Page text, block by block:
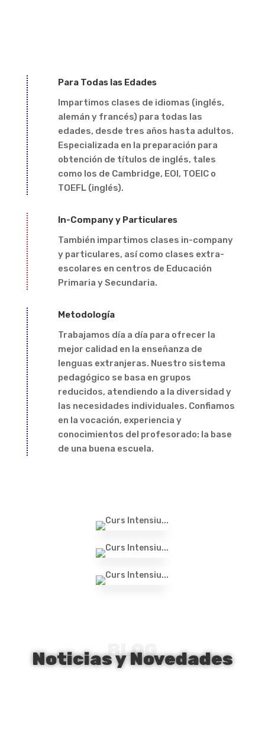
Para Todas las Edades
Impartimos clases de idiomas (inglés,
alemán y francés) para todas las
edades, desde tres años hasta adultos.
Especializada en la preparación para
obtención de títulos de inglés, tales
como los de Cambridge, EOI, TOEIC o
TOEFL (inglés).
In-Company y Particulares
También impartimos clases in-company
y particulares, así como clases extra-
escolares en centros de Educación
Primaria y Secundaria.
Metodología
Trabajamos día a día para ofrecer la
mejor calidad en la enseñanza de
lenguas extranjeras. Nuestro sistema
pedagógico se basa en grupos
reducidos, atendiendo a la diversidad y
las necesidades individuales. Confiamos
en la vocación, experiencia y
conocimientos del profesorado: la base
de una buena escuela.
BLOG
Noticias y Novedades